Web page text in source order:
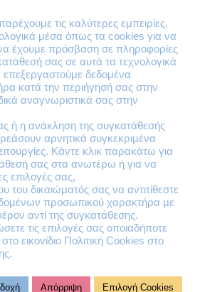
τις καλύτερες εμπειρίες,
μέσα όπως τα cookies για να
έχουμε πρόσβαση σε πληροφορίες
σας σε αυτά τα τεχνολογικά
επεξεργαστούμε δεδομένα
κατά την περιήγησή σας στην
αναγνωριστικά σας στην
ή η ανάκληση της συγκατάθεσής
αρνητικά συγκεκριμένα
Κάντε κλικ παρακάτω για
σας στα ανωτέρω ή για να
επιλογές σας,
του δικαιώματός σας να αντιτίθεστε
προσωπικού χαρακτήρα με
αντί της συγκατάθεσης.
τις επιλογές σας οποιαδήποτε
εικονίδιο Πολιτική Cookies στο
Απόρριψη Επιλογή Cookies